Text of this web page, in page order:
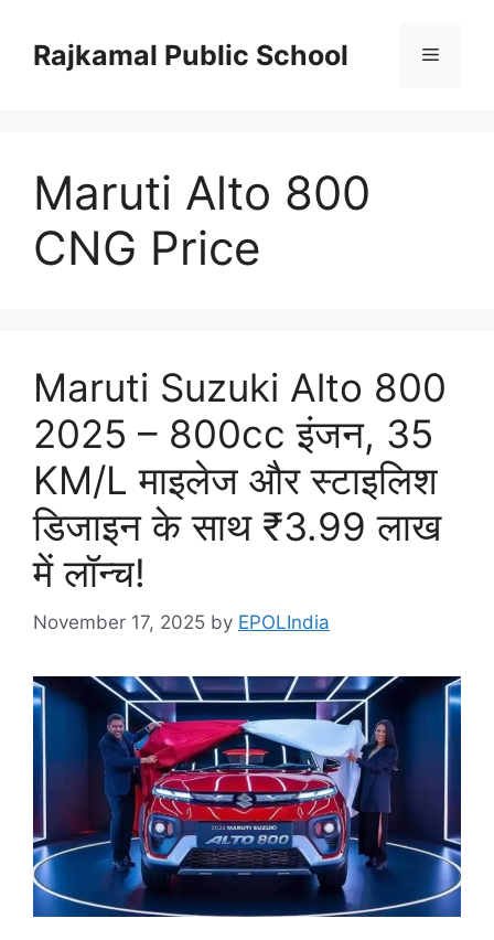
contentRajkamal Public School Menu
Maruti Alto 800
CNG Price
Maruti Suzuki Alto 800
2025 – 800cc इंजन, 35
KM/L माइलेज और स्टाइलिश
डिजाइन के साथ ₹3.99 लाख
में लॉन्च!
November 17, 2025 by EPOLIndia